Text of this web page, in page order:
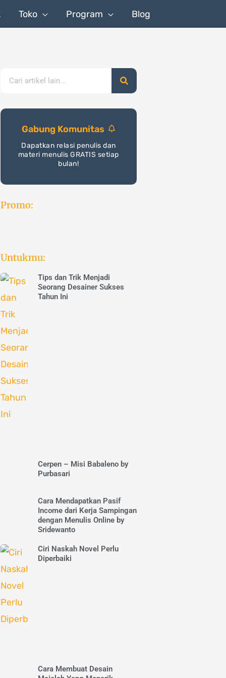
Toko Program Blog
Gabung Komunitas
Dapatkan relasi penulis dan
materi menulis GRATIS setiap
bulan!
Promo:
Untukmu:
Tips dan Trik Menjadi
Seorang Desainer Sukses
Tahun Ini
Cerpen – Misi Babaleno by
Purbasari
Cara Mendapatkan Pasif
Income dari Kerja Sampingan
dengan Menulis Online by
Sridewanto
Ciri Naskah Novel Perlu
Diperbaiki
Cara Membuat Desain